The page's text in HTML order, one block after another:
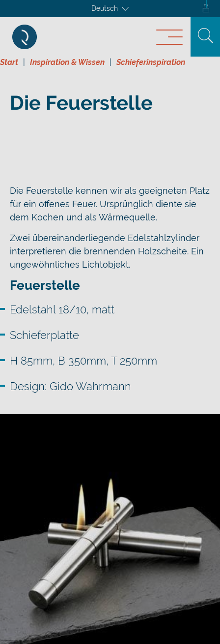
Deutsch
Start Inspiration & Wissen Schieferinspiration
Die Feuerstelle
Die Feuerstelle kennen wir als geeigneten Platz
für ein offenes Feuer. Ursprünglich diente sie
dem Kochen und als Wärmequelle.
Zwei übereinanderliegende Edelstahlzylinder
interpretieren die brennenden Holzscheite. Ein
ungewöhnliches Lichtobjekt.
Feuerstelle
Edelstahl 18/10, matt
Schieferplatte
H 85mm, B 350mm, T 250mm
Design: Gido Wahrmann